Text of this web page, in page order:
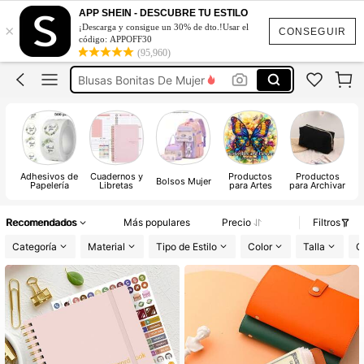
CONSEGUIR
×
APP SHEIN - DESCUBRE TU ESTILO
¡Descarga y consigue un 30% de dto.!Usar el
código: APPOFF30
(95,960)
Vestidos De Mujer Casual
Vestidos Elegantes De Mujer
Blusas Bonitas De Mujer
Conjunto De Dos Piezas Mujer
Vestidos De Mujer Casual
Vestidos Elegantes De Mujer
Adhesivos de
Papelería
Cuadernos y
Libretas Bolsos Mujer Productos
para Artes
Productos
para Archivar
Recomendados Más populares Precio
Filtros
Categoría
Material Tipo de Estilo Color Talla